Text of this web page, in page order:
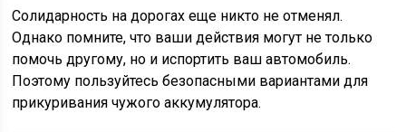
Солидарность на дорогах еще никто не отменял.
Однако помните, что ваши действия могут не только
помочь другому, но и испортить ваш автомобиль.
Поэтому пользуйтесь безопасными вариантами для
прикуривания чужого аккумулятора.